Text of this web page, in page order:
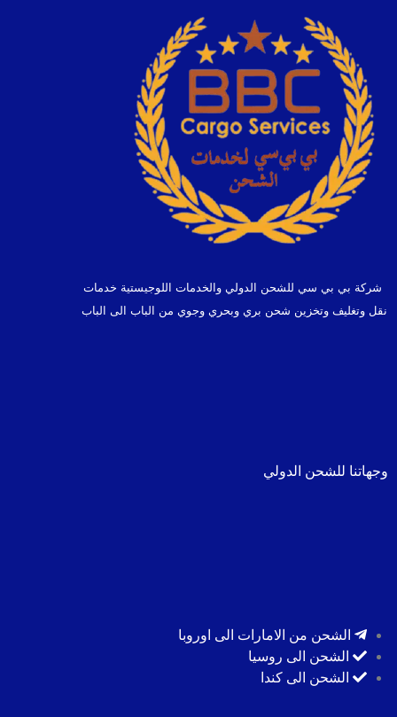
شركة بي بي سي للشحن الدولي والخدمات اللوجيستية خدمات
نقل وتغليف وتخزين شحن بري وبحري وجوي من الباب الى الباب
وجهاتنا للشحن الدولي
الشحن من الامارات الى اوروبا
الشحن الى روسيا
الشحن الى كندا